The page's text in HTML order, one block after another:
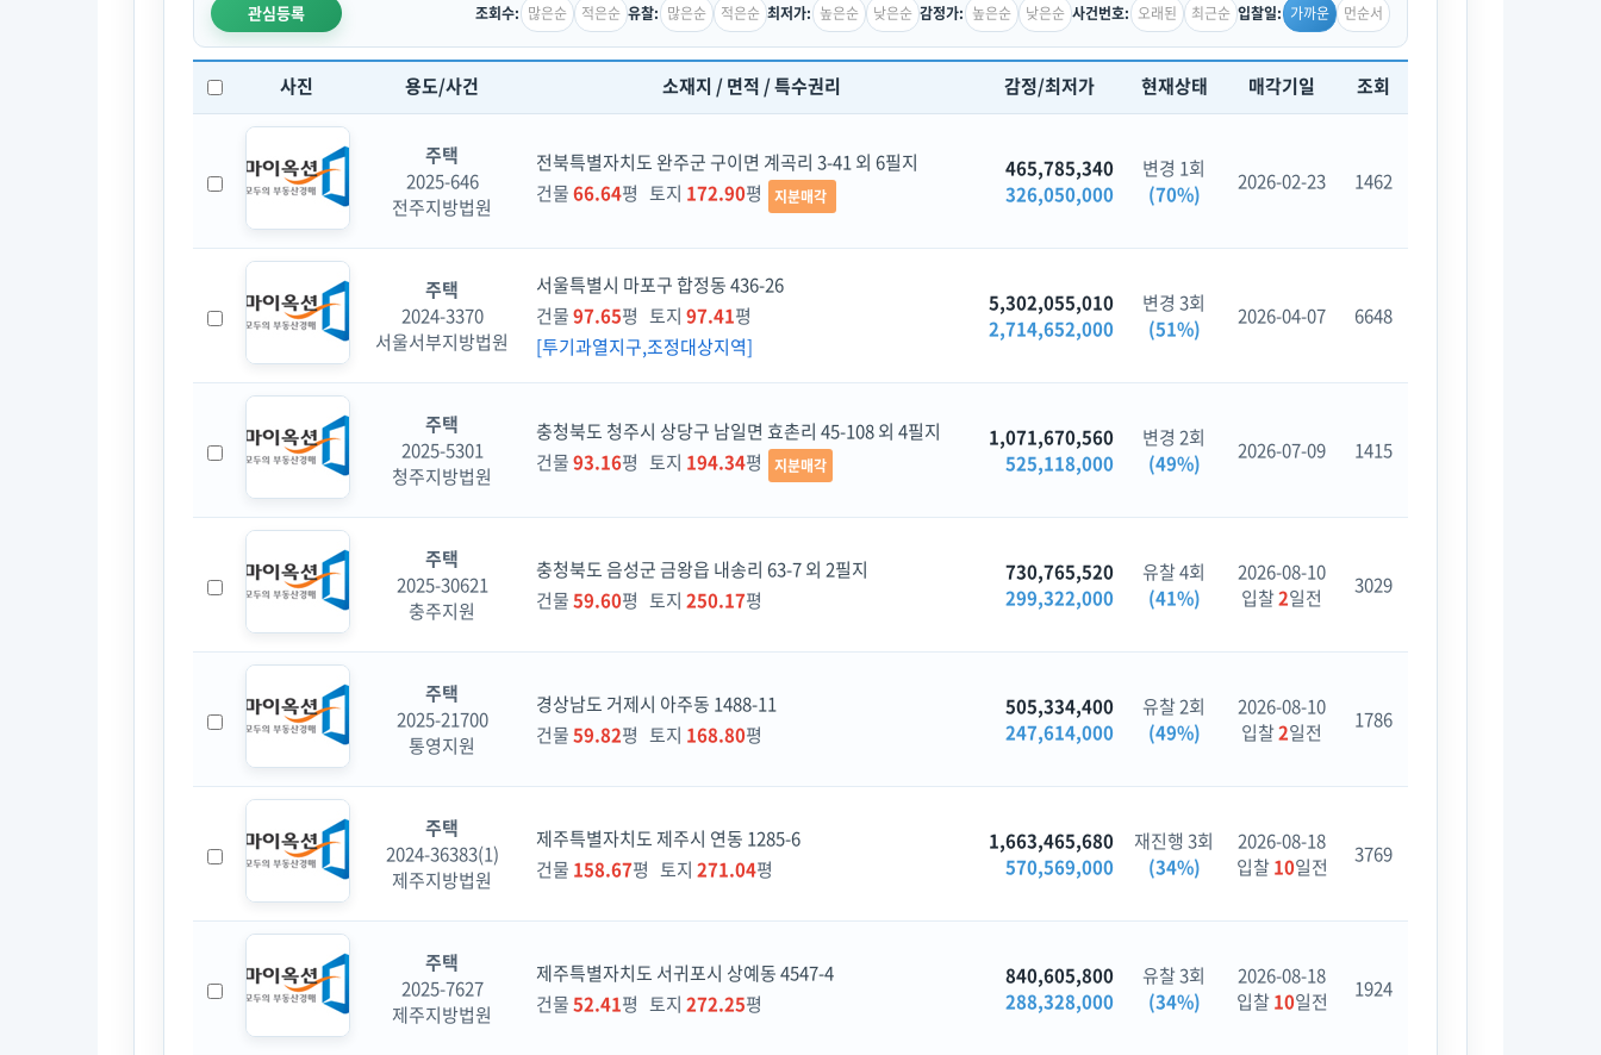
관심등록 조회수: 많은순 적은순 유찰: 많은순 적은순 최저가: 높은순 낮은순 감정가: 높은순 낮은순 사건번호: 오래된 최근순 입찰일: 가까운 먼순서
사진 용도/사건 소재지 / 면적 / 특수권리 감정/최저가 현재상태 매각기일 조회
주택
2025-646
전주지방법원
전북특별자치도 완주군 구이면 계곡리 3-41 외 6필지
건물66.64평 토지 172.90평 지분매각
465,785,340
326,050,000
변경 1회
(70%)
2026-02-23 1462
주택
2024-3370
서울서부지방법원
서울특별시 마포구 합정동 436-26
건물97.65평 토지 97.41평
[투기과열지구,조정대상지역]
5,302,055,010
2,714,652,000
변경 3회
(51%)
2026-04-07 6648
주택
2025-5301
청주지방법원
충청북도 청주시 상당구 남일면 효촌리 45-108 외 4필지
건물93.16평 토지 194.34평 지분매각
1,071,670,560
525,118,000
변경 2회
(49%)
2026-07-09 1415
주택
2025-30621
충주지원
충청북도 음성군 금왕읍 내송리 63-7 외 2필지
건물59.60평 토지 250.17평
730,765,520
299,322,000
유찰 4회
(41%)
2026-08-10
입찰2일전 3029
주택
2025-21700
통영지원
경상남도 거제시 아주동 1488-11
건물59.82평 토지 168.80평
505,334,400
247,614,000
유찰 2회
(49%)
2026-08-10
입찰2일전 1786
주택
2024-36383(1)
제주지방법원
제주특별자치도 제주시 연동 1285-6
건물 158.67평 토지 271.04평
1,663,465,680
570,569,000
재진행 3회
(34%)
2026-08-18
입찰10일전 3769
주택
2025-7627
제주지방법원
제주특별자치도 서귀포시 상예동 4547-4
건물52.41평 토지 272.25평
840,605,800
288,328,000
유찰 3회
(34%)
2026-08-18
입찰10일전 1924